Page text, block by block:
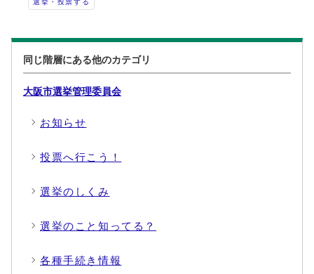
選挙・投票する
同じ階層にある他のカテゴリ
大阪市選挙管理委員会
お知らせ
投票へ行こう！
選挙のしくみ
選挙のこと知ってる？
各種手続き情報